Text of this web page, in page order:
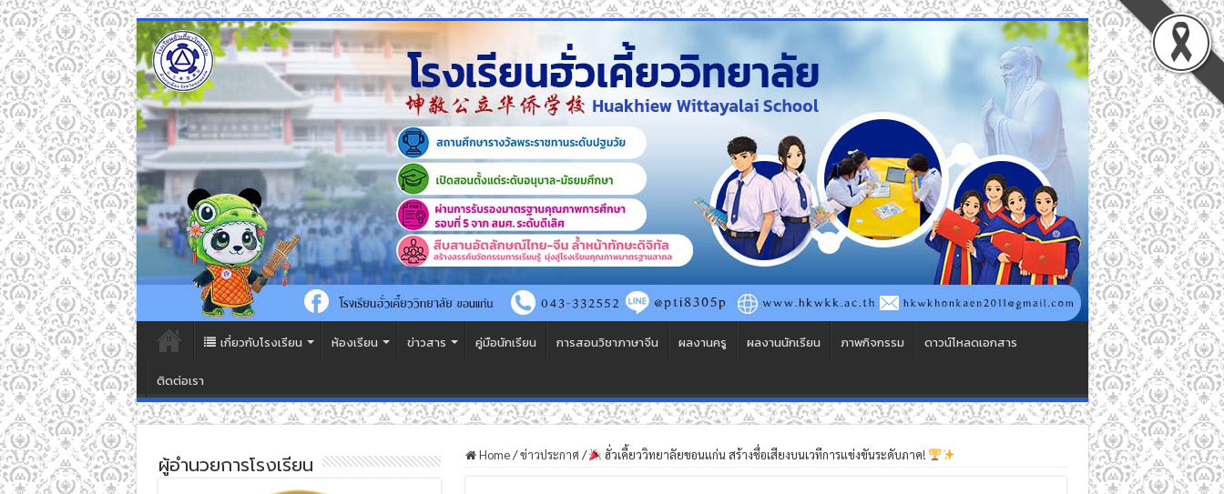
เกี่ยวกับโรงเรียน ห้องเรียน ข่าวสาร คู่มือนักเรียน การสอนวิชาภาษาจีน ผลงานครู ผลงานนักเรียน ภาพกิจกรรม ดาวน์โหลดเอกสาร
ติดต่อเรา
Home / ข่าวประกาศ / ฮั่วเคี้ยววิทยาลัยขอนแก่น สร้างชื่อเสียงบนเวทีการแข่งขันระดับภาค!
ผู้อำนวยการโรงเรียน